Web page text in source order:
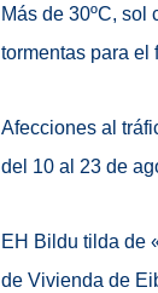
Más de 30ºC, sol
tormentas para el
Afecciones al
del 10 al 23 de
EH Bildu tilda de
de Vivienda de